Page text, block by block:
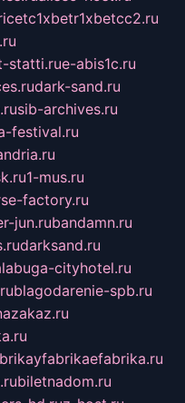
statti.rue-abis1c.ru
dark-sand.ru
sib-archives.ru
festival.ru
1-mus.ru
factory.ru
jun.rubandamn.ru
darksand.ru
cityhotel.ru
blagodarenie-spb.ru
biletnadom.ru